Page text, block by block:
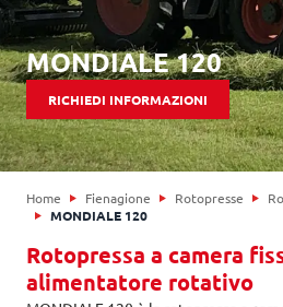
MONDIALE 120
RICHIEDI INFORMAZIONI
Home Fienagione Rotopresse
MONDIALE 120
Rotopressa a camera
alimentatore rotativo